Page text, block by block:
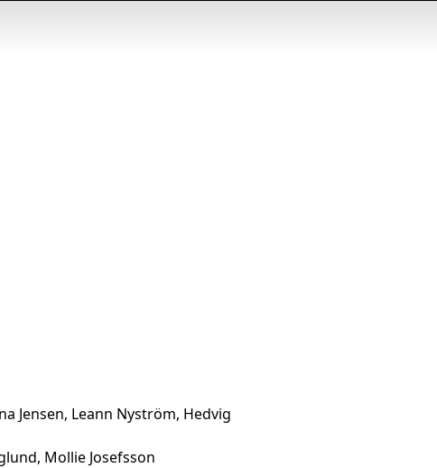
Jensen, Leann Nyström, Hedvig
Mollie Josefsson